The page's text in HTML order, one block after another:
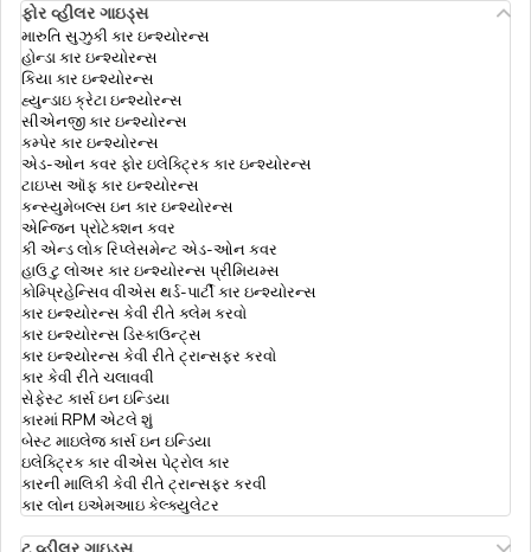
ફોર વ્હીલર ગાઇડ્સ
મારુતિ સુઝુકી કાર ઇન્શ્યોરન્સ
હોન્ડા કાર ઇન્શ્યોરન્સ
કિયા કાર ઇન્શ્યોરન્સ
હ્યુન્ડાઇ ક્રેટા ઇન્શ્યોરન્સ
સીએનજી કાર ઇન્શ્યોરન્સ
કમ્પેર કાર ઇન્શ્યોરન્સ
એડ-ઓન કવર ફોર ઇલેક્ટ્રિક કાર ઇન્શ્યોરન્સ
ટાઇપ્સ ઑફ કાર ઇન્શ્યોરન્સ
કન્સ્યુમેબલ્સ ઇન કાર ઇન્શ્યોરન્સ
એન્જિન પ્રોટેક્શન કવર
કી એન્ડ લોક રિપ્લેસમેન્ટ એડ-ઓન કવર
હાઉ ટુ લોઅર કાર ઇન્શ્યોરન્સ પ્રીમિયમ્સ
કોમ્પ્રિહેન્સિવ વીએસ થર્ડ-પાર્ટી કાર ઇન્શ્યોરન્સ
કાર ઇન્શ્યોરન્સ કેવી રીતે ક્લેમ કરવો
કાર ઇન્શ્યોરન્સ ડિસ્કાઉન્ટ્સ
કાર ઇન્શ્યોરન્સ કેવી રીતે ટ્રાન્સફર કરવો
કાર કેવી રીતે ચલાવવી
સેફેસ્ટ કાર્સ ઇન ઇન્ડિયા
કારમાં RPM એટલે શું
બેસ્ટ માઇલેજ કાર્સ ઇન ઇન્ડિયા
ઇલેક્ટ્રિક કાર વીએસ પેટ્રોલ કાર
કારની માલિકી કેવી રીતે ટ્રાન્સફર કરવી
કાર લોન ઇએમઆઇ કેલ્ક્યુલેટર